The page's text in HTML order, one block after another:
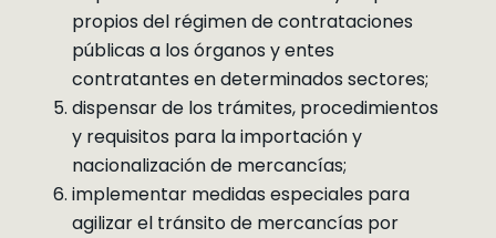
propios del régimen de contrataciones
públicas a los órganos y entes
contratantes en determinados sectores;
dispensar de los trámites, procedimientos
y requisitos para la importación y
nacionalización de mercancías;
implementar medidas especiales para
agilizar el tránsito de mercancías por